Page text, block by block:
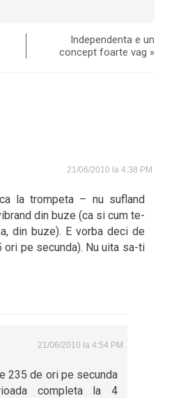
Independenta e un
concept foarte vag »
21/06/2010 la 4:38 PM
la trompeta – nu sufland
din buze (ca si cum te-
din buze). E vorba deci de
pe secunda). Nu uita sa-ti
21/06/2010 la 4:54 PM
235 de ori pe secunda
completa la 4